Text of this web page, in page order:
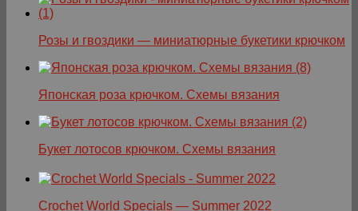
Розы и гвоздики — миниатюрные букетики крючком
Японская роза крючком. Схемы вязания
Букет лотосов крючком. Схемы вязания
Crochet World Specials — Summer 2022